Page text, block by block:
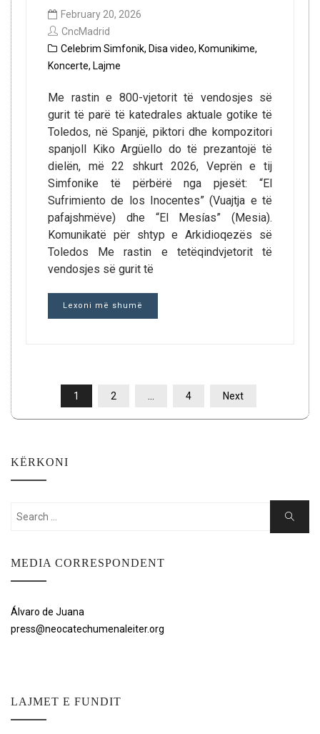
February 20, 2026
CncMadrid
Celebrim Simfonik, Disa video, Komunikime,
Koncerte, Lajme
Me rastin e 800-vjetorit të vendosjes së
gurit të parë të katedrales aktuale gotike të
Toledos, në Spanjë, piktori dhe kompozitori
spanjoll Kiko Argüello do të prezantojë të
dielën, më 22 shkurt 2026, Veprën e tij
Simfonike të përbërë nga pjesët: “El
Sufrimiento de los Inocentes” (Vuajtja e të
pafajshmëve) dhe “El Mesías” (Mesia).
Komunikatë për shtyp e Arkidioqezës së
Toledos Me rastin e tetëqindvjetorit të
vendosjes së gurit të
Lexoni më shumë
POSTS
PAGINATION
1 2 4 Next
KËRKONI
Search
Search
MEDIA CORRESPONDENT
Álvaro de Juana
press@neocatechumenaleiter.org
LAJMET E FUNDIT